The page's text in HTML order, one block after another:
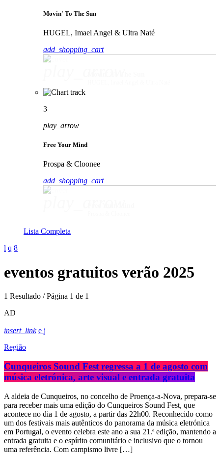
Movin' To The Sun
HUGEL, Imael Angel & Ultra Naté
add_shopping_cart
3
play_arrow
Free Your Mind
Prospa & Cloonee
add_shopping_cart
Lista Completa
eventos gratuitos verão 2025
1 Resultado / Página 1 de 1
AD
insert_link
Região
Cunqueiros Sound Fest regressa a 1 de agosto com
música eletrónica, arte visual e entrada gratuita
A aldeia de Cunqueiros, no concelho de Proença-a-Nova, prepara-se
para receber mais uma edição do Cunqueiros Sound Fest, que
acontece no dia 1 de agosto, a partir das 22h00. Reconhecido como
um dos festivais mais autênticos do panorama da música eletrónica
em Portugal, o evento celebra este ano a sua 21.ª edição, mantendo a
entrada gratuita e o espírito comunitário e inclusivo que o tornou
uma referência. Com campismo livre […]